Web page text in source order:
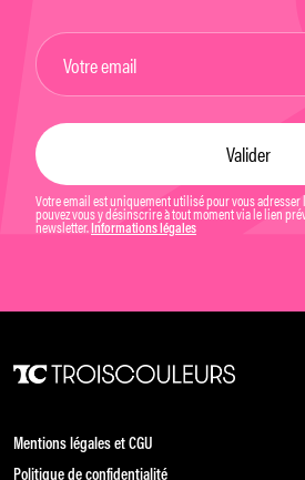
Votre email est uniquement utilisé pour vous adresser
pouvez vous y désinscrire à tout moment via le lien
newsletter. Informations légales
Mentions légales et CGU
Politique de confidentialité